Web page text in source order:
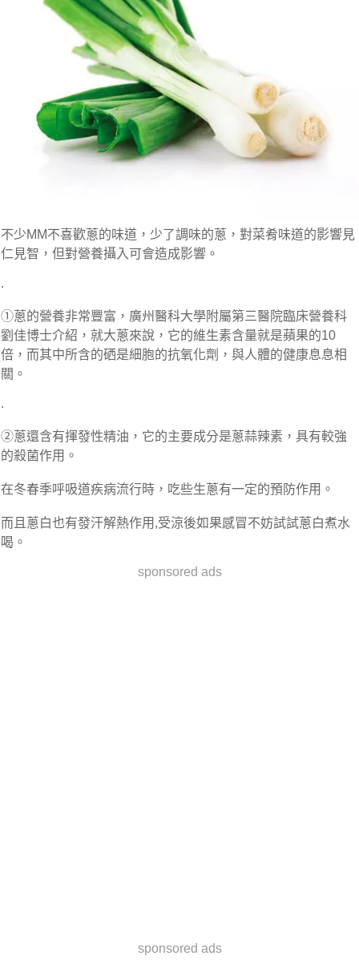
不少MM不喜歡蔥的味道，少了調味的蔥，對菜肴味道的影響見
仁見智，但對營養攝入可會造成影響。
.
①蔥的營養非常豐富，廣州醫科大學附屬第三醫院臨床營養科
劉佳博士介紹，就大蔥來說，它的維生素含量就是蘋果的10
倍，而其中所含的硒是細胞的抗氧化劑，與人體的健康息息相
關。
.
②蔥還含有揮發性精油，它的主要成分是蔥蒜辣素，具有較強
的殺菌作用。
在冬春季呼吸道疾病流行時，吃些生蔥有一定的預防作用。
而且蔥白也有發汗解熱作用,受涼後如果感冒不妨試試蔥白煮水
喝。
sponsored ads
sponsored ads